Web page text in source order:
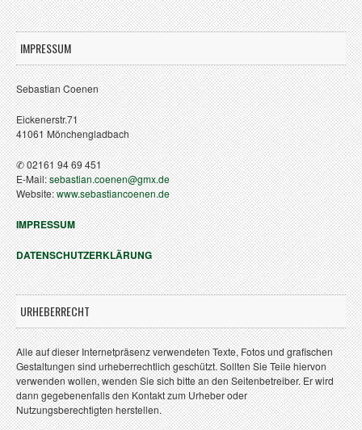
IMPRESSUM
Sebastian Coenen
Eickenerstr.71
41061 Mönchengladbach
✆ 02161 94 69 451
E-Mail:sebastian.coenen@gmx.de
Website:www.sebastiancoenen.de
IMPRESSUM
DATENSCHUTZERKLÄRUNG
URHEBERRECHT
Alle auf dieser Internetpräsenz verwendeten Texte, Fotos und grafischen
Gestaltungen sind urheberrechtlich geschützt. Sollten Sie Teile hiervon
verwenden wollen, wenden Sie sich bitte an den Seitenbetreiber. Er wird
dann gegebenenfalls den Kontakt zum Urheber oder
Nutzungsberechtigten herstellen.